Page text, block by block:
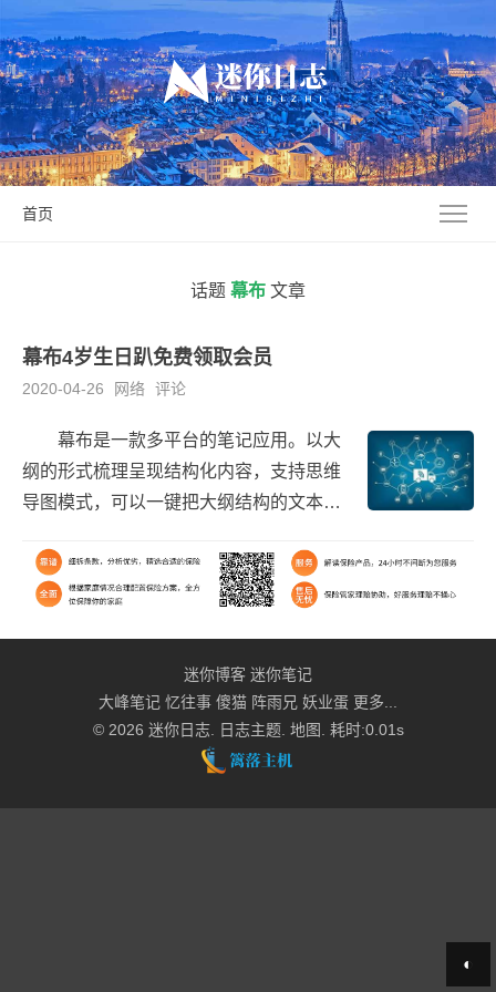
首页
话题 幕布 文章
幕布4岁生日趴免费领取会员
2020-04-26 网络 评论
幕布是一款多平台的笔记应用。以大
纲的形式梳理呈现结构化内容，支持思维
导图模式，可以一键把大纲结构的文本内
图等格式文件的导入和导出。幕布4岁生日
趴http...
迷你博客 迷你笔记
大峰笔记 忆往事 傻猫 阵雨兄 妖业蛋 更多...
© 2026 迷你日志. 日志主题. 地图 . 耗时:0.01s
◐